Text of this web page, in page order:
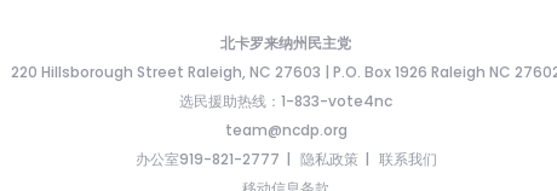
北卡罗来纳州民主党
220 Hillsborough Street Raleigh, NC 27603 | P.O. Box 1926 Raleigh NC
选民援助热线：1-833-vote4nc
team@ncdp.org
办公室919-821-2777
隐私政策
联系我们